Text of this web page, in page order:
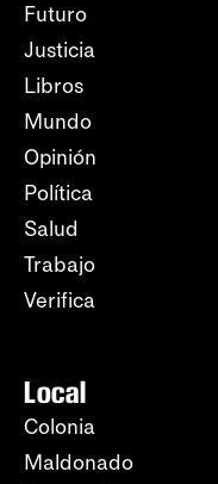
Futuro
Justicia
Libros
Mundo
Opinión
Política
Salud
Trabajo
Verifica
Local
Colonia
Maldonado